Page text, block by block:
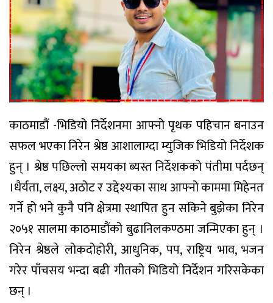
काठमाडौं -भिडियो निर्देशनमा आफ्नो पृथक पहिचान बनाउन
सफल भएका निरेन श्रेष्ठ आशालाग्दा म्युजिक भिडियो निर्देशक
हुन् । श्रेष्ठ पछिल्लो समयका ब्यस्त निर्देशकको पंतीमा पर्दछन्
।धैर्यता, लक्ष्य, अठोट र उद्देश्यका साथ आफ्नो काममा मिहेनत
गर्ने हो भने कुनै पनि क्षेत्रमा स्थापित हुन सकिने बुझेका निरेन
२०५१ सालमा काठमाडौंको बुढानिलकण्ठमा जन्मिएका हुन् ।
निरेन श्रेष्ठले लोकदोहोरी, आधुनिक, पप, राष्ट्रिय भाव, भजन
गरेर पाँचसय भन्दा बढी गीतको भिडियो निर्देशन गरिसकेका
छन् ।